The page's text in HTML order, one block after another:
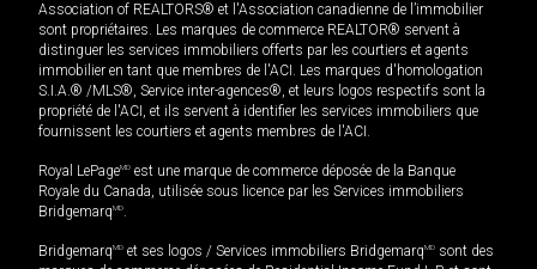
Association of REALTORS® et l'Association canadienne de l’immobilier
sont propriétaires. Les marques de commerce REALTOR® servent à
distinguer les services immobiliers offerts par les courtiers et agents
immobilier en tant que membres de l'ACI. Les marques d'homologation
S.I.A.® /MLS®, Service inter-agences®, et leurs logos respectifs sont la
propriété de l'ACI, et ils servent à identifier les services immobiliers que
fournissent les courtiers et agents membres de l'ACI.
Royal LePageMD est une marque de commerce déposée de la Banque
Royale du Canada, utilisée sous licence par les Services immobiliers
BridgemarqMD.
BridgemarqMD et ses logos / Services immobiliers BridgemarqMD sont des